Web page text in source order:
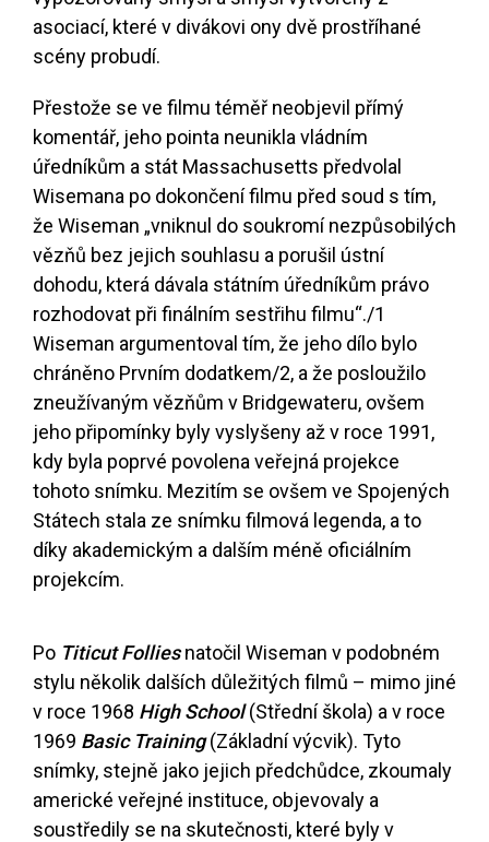
asociací, které v divákovi ony dvě prostříhané
scény probudí.
Přestože se ve filmu téměř neobjevil přímý
komentář, jeho pointa neunikla vládním
úředníkům a stát Massachusetts předvolal
Wisemana po dokončení filmu před soud s tím,
že Wiseman „vniknul do soukromí nezpůsobilých
vězňů bez jejich souhlasu a porušil ústní
dohodu, která dávala státním úředníkům právo
rozhodovat při finálním sestřihu filmu“./1
Wiseman argumentoval tím, že jeho dílo bylo
chráněno Prvním dodatkem/2, a že posloužilo
zneužívaným vězňům v Bridgewateru, ovšem
jeho připomínky byly vyslyšeny až v roce 1991,
kdy byla poprvé povolena veřejná projekce
tohoto snímku. Mezitím se ovšem ve Spojených
Státech stala ze snímku filmová legenda, a to
díky akademickým a dalším méně oficiálním
projekcím.
Po Titicut Folliesnatočil Wiseman v podobném
stylu několik dalších důležitých filmů – mimo jiné
v roce 1968 High School (Střední škola) a v roce
1969 Basic Training (Základní výcvik). Tyto
snímky, stejně jako jejich předchůdce, zkoumaly
americké veřejné instituce, objevovaly a
soustředily se na skutečnosti, které byly v